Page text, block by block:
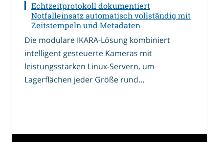
Echtzeitprotokoll dokumentiert
Notfalleinsatz automatisch vollständig mit
Zeitstempeln und Metadaten
Die modulare IKARA-Lösung kombiniert
intelligent gesteuerte Kameras mit
leistungsstarken Linux-Servern, um
Lagerflächen jeder Größe rund…